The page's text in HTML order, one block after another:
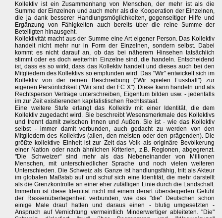
Kollektiv ist ein Zusammenhang von Menschen, der mehr ist als die
Summe der Einzelnen und auch mehr als die Kooperation der Einzelnen,
die ja dank besserer Handlungsmöglichkeiten, gegenseitiger Hilfe und
Ergänzung von Fähigkeiten auch bereits über die reine Summe der
Beteiligten hinausgeht.
Kollektivität macht aus der Summe eine Art eigener Person. Das Kollektiv
handelt nicht mehr nur in Form der Einzelnen, sondern selbst. Dabei
kommt es nicht darauf an, ob das bei näherem Hinsehen tatsächlich
stimmt oder es doch weiterhin Einzelne sind, die handeln. Entscheidend
ist, dass es so wirkt, dass das Kollektiv handelt und dieses auch bei den
Mitgliedern des Kollektivs so empfunden wird. Das "Wir" entwickelt sich im
Kollektiv von der reinen Beschreibung ("Wir spielen Fussball") zur
eigenen Persönlichkeit ("Wir sind der FC X"). Diese kann handeln und als
Rechtsperson Verträge unterschreiben, Eigentum bilden usw. - jedenfalls
im zur Zeit existierenden kapitalistischen Rechtsstaat.
Eine weitere Stufe erlangt das Kollektiv mit einer Identität, die dem
Kollektiv zugedacht wird. Sie beschreibt Wesensmerkmale des Kollektivs
und trennt damit zwischen Innen und Außen. Sie ist - wie das Kollektiv
selbst - immer damit verbunden, auch gedacht zu werden von den
Mitgliedern des Kollektivs (allen, den meisten oder den prägenden). Die
größte kollektive Einheit ist zur Zeit das Volk als originäre Bevölkerung
einer Nation oder nach ähnlichen Kriterien, z.B. Regionen, abgegrenzt.
"Die Schweizer" sind mehr als das Nebeneinander von Millionen
Menschen, mit unterschiedlicher Sprache und noch vielen weiteren
Unterschieden. Die Schweiz als Ganze ist handlungsfähig, tritt als Akteur
im globalen Maßstab auf und schuf sich eine Identität, die mehr darstellt
als die Grenzkontrolle an einer eher zufälligen Linie durch die Landschaft.
Immerhin ist diese Identität nicht mit einem derart übersteigerten Gefühl
der Rassenüberlegenheit verbunden, wie das "die" Deutschen schon
einige Male drauf hatten und daraus einen - blutig umgesetzten -
Anspruch auf Vernichtung vermeintlich Minderwertiger ableiteten. "Die"